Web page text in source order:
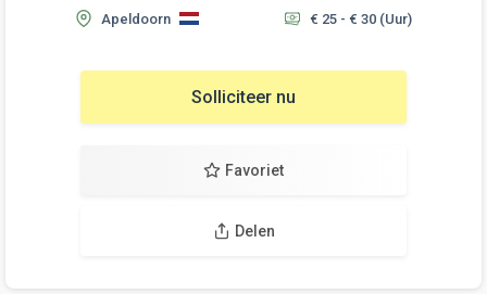
Apeldoorn € 25 - € 30 (Uur)
Solliciteer nu
Favoriet
Delen